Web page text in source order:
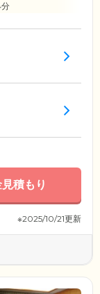
積もり
※2025/10/21更新